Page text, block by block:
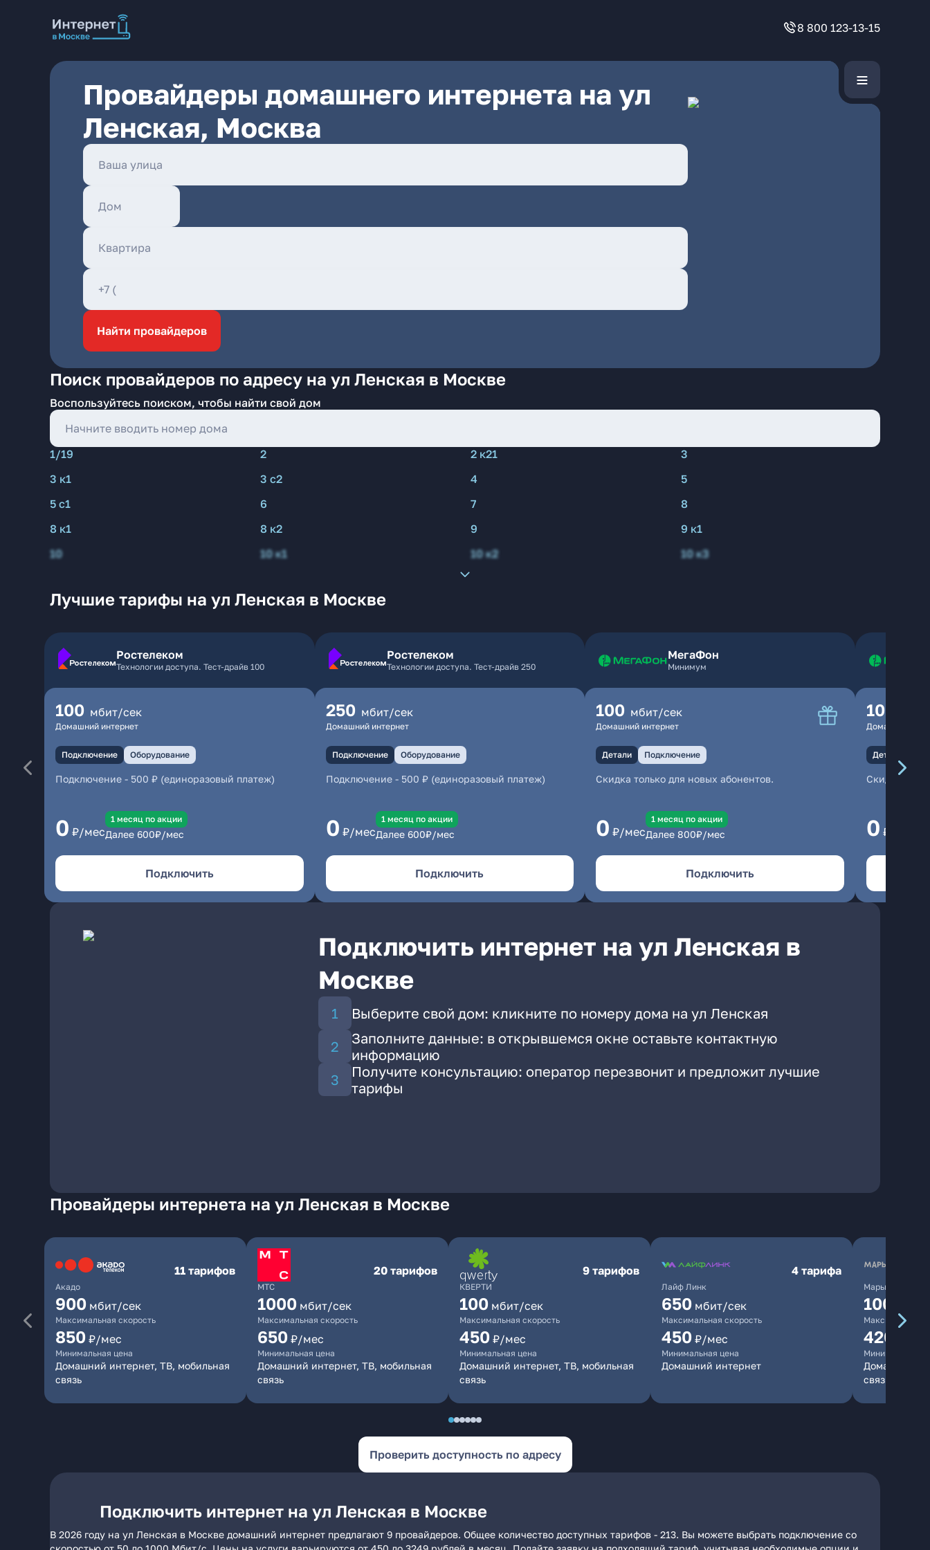
8 800 123-13-15
Провайдеры домашнего интернета на ул
Ленская, Москва
Найти провайдеров
Поиск провайдеров по адресу на ул Ленская в Москве
Воспользуйтесь поиском, чтобы найти свой дом
1/19 2 2 к21
3
3 к1
3 с2 4
5
5 с1
6 7
8
8 к1
8 к2 9
9 к1
10
10 к1 10 к2 10 к3
Лучшие тарифы на ул Ленская в Москве
Ростелеком
Технологии доступа. Тест-драйв 100
100 мбит/сек
Домашний интернет
Подключение Оборудование
Подключение - 500 ₽ (единоразовый платеж)
0 ₽/мес
1 месяц по акции
Далее 600₽/мес
Подключить
Ростелеком
Технологии доступа. Тест-драйв 250
250 мбит/сек
Домашний интернет
Подключение Оборудование
Подключение- 500 ₽ (единоразовый платеж)
0 ₽/мес
1 месяц по акции
Далее 600₽/мес
Подключить
МегаФон
Минимум
100 мбит/сек
Домашний интернет
Детали Подключение
Скидка только для новых абонентов.
0 ₽/мес
1 месяц по акции
Далее 800₽/мес
Подключить
100
Домашний
Детали
Скидка
0 ₽/мес
Подключить интернет на ул Ленская в
Москве
Выберите свой дом: кликните по номеру дома на ул Ленская
Заполните данные: в открывшемся окне оставьте контактную
информацию
Получите консультацию: оператор перезвонит и предложит лучшие
тарифы
Провайдеры интернета на ул Ленская в Москве
Акадо
11 тарифов
900 мбит/сек
Максимальная скорость
850 ₽/мес
Минимальная цена
Домашний интернет, ТВ, мобильная
связь
МТС
20 тарифов
1000 мбит/сек
Максимальная скорость
650 ₽/мес
Минимальная цена
Домашний интернет, ТВ, мобильная
связь
КВЕРТИ
9 тарифов
100 мбит/сек
Максимальная скорость
450 ₽/мес
Минимальная цена
Домашний интернет, ТВ, мобильная
связь
Лайф Линк
4 тарифа
650 мбит/сек
Максимальная скорость
450 ₽/мес
Минимальная цена
Домашний интернет
Марьино.нет
10000
Максимальная
420
Минимальная
Домашний
связь
Проверить доступность по адресу
Подключить интернет на ул Ленская в Москве
В 2026 году на ул Ленская в Москве домашний интернет предлагают 9 провайдеров. Общее количество доступных тарифов - 213. Вы можете выбрать подключение со